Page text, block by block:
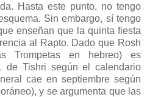
Hasta este punto, no tengo
Sin embargo, sí tengo
enseñan que la quinta fiesta
al Rapto. Dado que Rosh
Trompetas en hebreo) es
de Tishri según el calendario
cae en septiembre según
y se argumenta que las